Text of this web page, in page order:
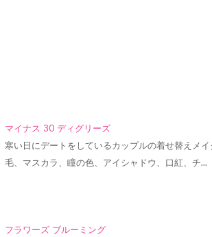
マイナス 30 ディグリーズ
寒い日にデートをしているカップルの着せ替えメ
毛、マスカラ、瞳の色、アイシャドウ、口紅、チ…
フラワーズ ブルーミング